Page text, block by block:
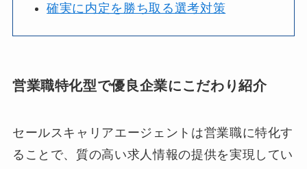
確実に内定を勝ち取る選考対策
営業職特化型で優良企業にこだわり紹介
セールスキャリアエージェントは営業職に特化す
ることで、質の高い求人情報の提供を実現してい